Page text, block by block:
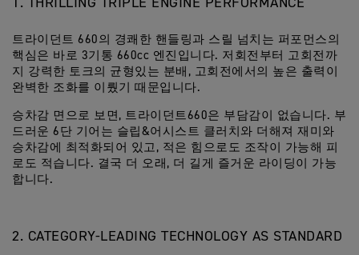
1. THRILLING TRIPLE ENGINE PERFORMANCE
트라이던트 660의 경쾌한 핸들링과 스릴 넘치는 퍼포먼스의
핵심은 바로 3기통 660cc 엔진입니다. 저회전부터 고회전까
지 강력한 토크의 균형있는 분배, 고회전에서의 높은 출력이
완벽한 조화를 이뤘기 때문입니다.
승차감 면으로 보면, 트라이던트660은 부담감이 없습니다. 부
드러운 6단 기어는 슬립&어시스트 클러치와 더해져 재미와
승차감에 최적화되어 있고, 적은 힘으로도 조작이 가능해 피
로도 적습니다. 결국 더 오래, 더 길게 즐거운 라이딩이 가능
합니다.
2. CATEGORY-LEADING TECHNOLOGY AS STANDARD